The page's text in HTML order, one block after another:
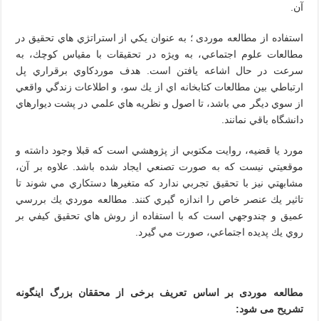
آن.
استفاده از مطالعه موردی ؛ به عنوان يكي از استراتژي ‌هاي تحقيق در
مطالعات علوم اجتماعي، به ‌ويژه در تحقيقات با مقياس كوچك، به
سرعت در حال اشاعه يافتن است. هدف موردكاوي برقراري پل
ارتباطي بين مطالعات كتابخانه‌ اي از يك‌ سو، و اطلاعات زندگي واقعي
از سوي ديگر مي‌ باشد، تا اصول و نظريه‌ هاي علمي در پشت ديوارهاي
دانشگاه باقي نمانند
مورد يا قضيه، روايت مكتوبي از پژوهشي است كه قبلا وجود داشته و
موقعيتي نيست كه به صورت تصنعي ايجاد شده باشد. علاوه بر آن،
مشابهتي نيز با تحقيق تجربي ندارد كه متغيرها دستكاري مي‌ شوند تا
تاثير يك عنصر خاص را اندازه ‌گيري كنند. مطالعه موردي يك بررسي
عميق و چند‌وجهي است كه با استفاده از روش‌ هاي تحقيق كيفي بر
روي يك پديده اجتماعي، صورت مي ‌گيرد
مطالعه موردی بر اساس تعریف برخی از محققان بزرگ اینگونه
تشریح می شود: